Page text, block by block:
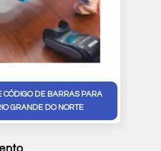
CÓDIGO DE BARRAS PARA
GRANDE DO NORTE